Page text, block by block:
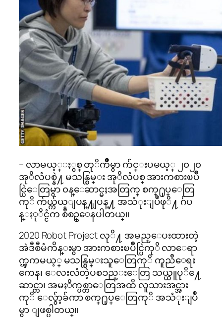
– လာမယ့္ႏွစ္ တုိက်ိဳမွာ က်င္းပမယ့္ ၂၀၂၀
အုိလံပစ္နဲ႔ မသန္စြမ္း အုိလံပစ္ အားကစားၿပိဳ
င္ပြဲေတြမွာ ၀န္ေဆာင္မႈအတြက္ စက္႐ုပ္ေတြ
ကုိ က်ယ္က်ယ္ျပန္႔ျပန္႔ အသံုးျပဳဖုိ႔ ဂ်ပ
န္ႏုိင္ငံက စီစဥ္ေနပါတယ္။
2020 Robot Project လုိ႔ အမည္ေပးထားတဲ့
အဲဒီစီမံကိန္းမွာ အားကစားၿပိဳင္ပြဲကုိ လာေရာ
က္ၾကမယ့္ မသန္စြမ္းသူေတြကုိ ကူညီေရး
ကေန၊ ေလးလံတဲ့ပစၥည္းေတြ သယ္ယူပုိ႔ေ
ဆာင္တာ၊ အမႈိက္ပစ္တာေတြအထိ လူသားအင္အား
ကုိ ေလွ်ာ့ခ်ကာ စက္႐ုပ္ေတြကုိ အသံုးျပဳ
မွာ ျဖစ္ပါတယ္။